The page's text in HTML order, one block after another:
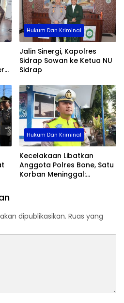
Hukum Dan Kriminal
Jalin Sinergi, Kapolres
Sidrap Sowan ke Ketua NU
Sidrap
Hukum Dan Kriminal
Kecelakaan Libatkan
Anggota Polres Bone, Satu
Korban Meninggal:
dipublikasikan. Ruas yang